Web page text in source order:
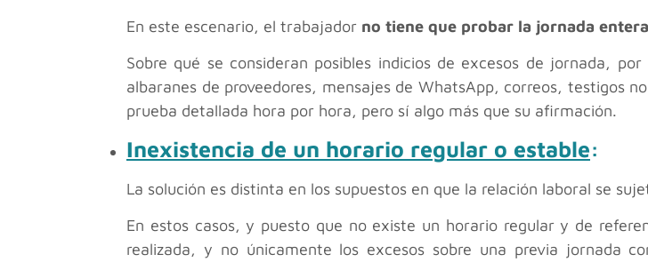
En este escenario, el trabajador no tiene que probar la jornada
Sobre qué se consideran posibles indicios de excesos de jornada,
albaranes de proveedores, mensajes de WhatsApp, correos, testigos
prueba detallada hora por hora, pero sí algo más que su afirmación.
Inexistencia de un horario regular o estable:
La solución es distinta en los supuestos en que la relación laboral se
En estos casos, y puesto que no existe un horario regular y de
realizada, y no únicamente los excesos sobre una previa jornada